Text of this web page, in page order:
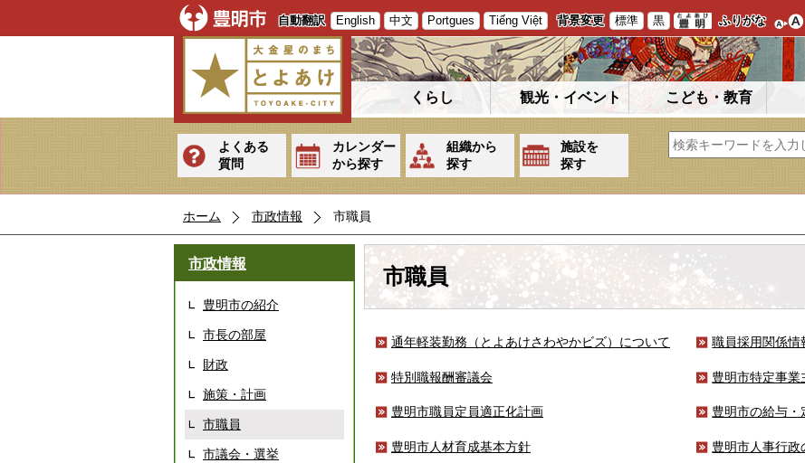
自動翻訳 English 中文 Portgues Tiếng Việt 背景変更 標準 黒 ふりがな
くらし 観光・イベント こども・教育
よくある
質問
カレンダー
から探す
組織から
探す
施設を
探す
ホーム 市政情報 市職員
市政情報
豊明市の紹介
市長の部屋
財政
施策・計画
市職員
市議会・選挙
市職員
通年軽装勤務（とよあけさわやかビズ）について 職員採用関係情
特別職報酬審議会 豊明市特定事業
豊明市職員定員適正化計画 豊明市の給与・
豊明市人材育成基本方針 豊明市人事行政